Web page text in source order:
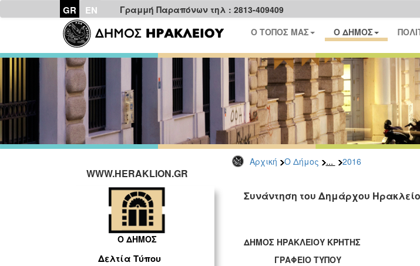
GR EN Γραμμή Παραπόνων τηλ : 2813-409409
Ο ΤΟΠΟΣ ΜΑΣ Ο ΔΗΜΟΣ
Αρχική Ο Δήμος ... 2016
WWW.HERAKLION.GR
Ο ΔΗΜΟΣ
Δελτία Τύπου
Συνάντηση του Δημάρχου
ΔΗΜΟΣ ΗΡΑΚΛΕΙΟΥ ΚΡΗΤΗΣ
ΓΡΑΦΕΙΟ ΤΥΠΟΥ